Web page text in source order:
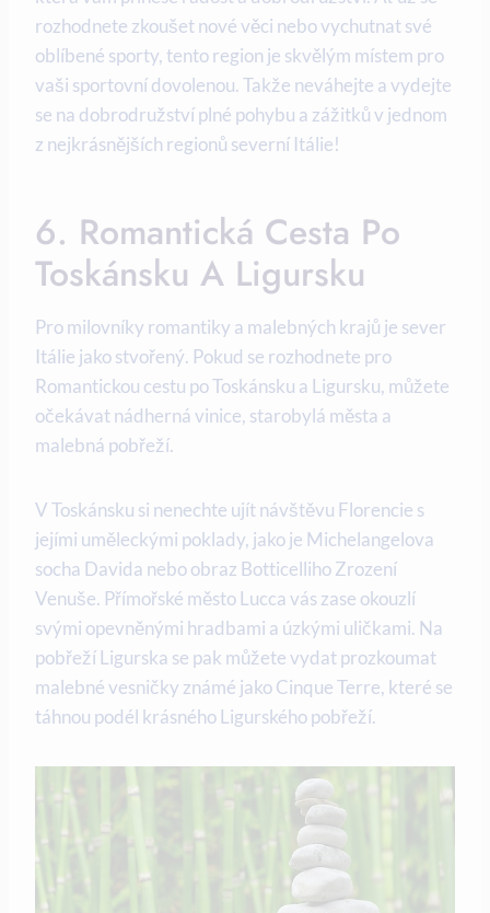
rozhodnete zkoušet nové věci nebo vychutnat své
oblíbené sporty, tento region je skvělým místem pro
vaši sportovní dovolenou. Takže neváhejte a vydejte
se na dobrodružství plné pohybu a zážitků v jednom
z nejkrásnějších regionů severní Itálie!
6. Romantická Cesta Po
Toskánsku A Ligursku
Pro milovníky romantiky a malebných krajů je sever
Itálie jako stvořený. Pokud se rozhodnete pro
Romantickou cestu po Toskánsku a Ligursku, můžete
očekávat nádherná vinice, starobylá města a
malebná pobřeží.
V Toskánsku si nenechte ujít návštěvu Florencie s
jejími uměleckými poklady, jako je Michelangelova
socha Davida nebo obraz Botticelliho Zrození
Venuše. Přímořské město Lucca vás zase okouzlí
svými opevněnými hradbami a úzkými uličkami. Na
pobřeží Ligurska se pak můžete vydat prozkoumat
malebné vesničky známé jako Cinque Terre, které se
táhnou podél krásného Ligurského pobřeží.